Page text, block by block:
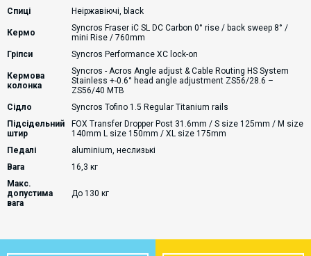
Спиці
Неіржавіючі, black
Кермо
Syncros Fraser iC SL DC Carbon 0° rise / back sweep 8° /
mini Rise / 760mm
Гріпси
Syncros Performance XC lock-on
Кермова
колонка
Syncros - Acros Angle adjust & Cable Routing HS System
Stainless +-0.6° head angle adjustment ZS56/28.6 –
ZS56/40 MTB
Сідло
Syncros Tofino 1.5 Regular Titanium rails
Підсідельний
штир
FOX Transfer Dropper Post 31.6mm / S size 125mm / M size
140mm L size 150mm / XL size 175mm
Педалі
aluminium, неслизькі
Вага
16,3 кг
Макс.
допустима
вага
До 130 кг